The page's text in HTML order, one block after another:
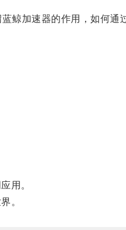
鲸加速器的作用，如何通
用。
。